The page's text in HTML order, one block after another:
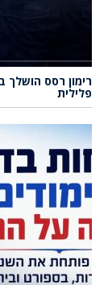
רימון רסס
פלילית